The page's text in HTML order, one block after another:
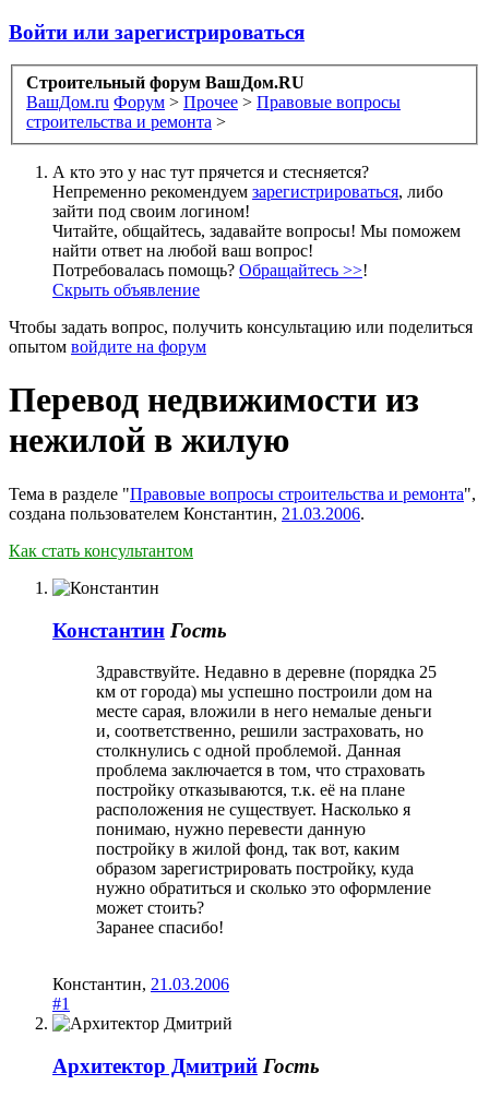
Войти или зарегистрироваться
Строительный форум ВашДом.RU
ВашДом.ru Форум > Прочее > Правовые вопросы
строительства и ремонта >
А кто это у нас тут прячется и стесняется?
Непременно рекомендуем зарегистрироваться, либо
зайти под своим логином!
Читайте, общайтесь, задавайте вопросы! Мы поможем
найти ответ на любой ваш вопрос!
Потребовалась помощь? Обращайтесь >>!
Скрыть объявление
Чтобы задать вопрос, получить консультацию или поделиться
опытом войдите на форум
Перевод недвижимости из
нежилой в жилую
Тема в разделе "Правовые вопросы строительства и ремонта",
создана пользователем Константин, 21.03.2006.
Как стать консультантом
Константин Гость
Здравствуйте. Недавно в деревне (порядка 25
км от города) мы успешно построили дом на
месте сарая, вложили в него немалые деньги
и, соответственно, решили застраховать, но
столкнулись с одной проблемой. Данная
проблема заключается в том, что страховать
постройку отказываются, т.к. её на плане
расположения не существует. Насколько я
понимаю, нужно перевести данную
постройку в жилой фонд, так вот, каким
образом зарегистрировать постройку, куда
нужно обратиться и сколько это оформление
может стоить?
Заранее спасибо!
Константин, 21.03.2006
#1
Архитектор Дмитрий Гость